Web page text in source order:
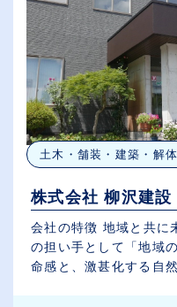
土木・舗装・建築・解
株式会社 柳沢建設
会社の特徴 地域と共に未来を 地域の守り手、地域振興
の担い手として「地域
命感と、激甚化する自